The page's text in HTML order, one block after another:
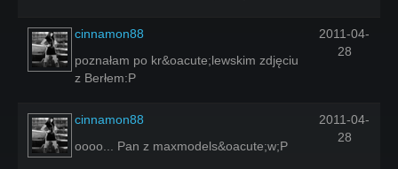
cinnamon88
poznałam po kr&oacute;lewskim zdjęciu
z Berłem:P
2011-04-
28
cinnamon88
oooo... Pan z maxmodels&oacute;w;P
2011-04-
28